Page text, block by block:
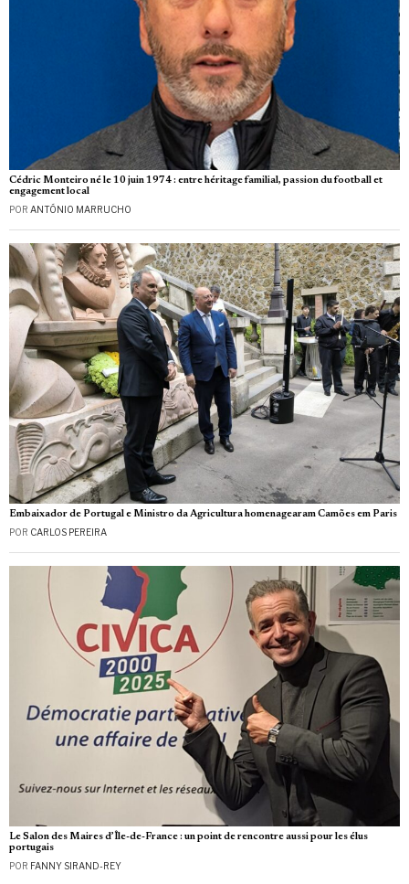
Cédric Monteiro né le 10 juin 1974 : entre héritage familial, passion du football et
engagement local
POR ANTÓNIO MARRUCHO
Embaixador de Portugal e Ministro da Agricultura homenagearam Camões em Paris
POR CARLOS PEREIRA
Le Salon des Maires d’Île-de-France : un point de rencontre aussi pour les élus
portugais
POR FANNY SIRAND-REY